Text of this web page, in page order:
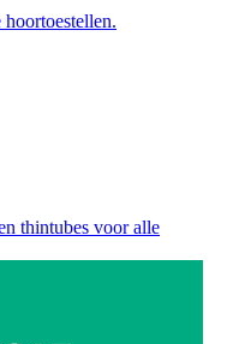
thintubes voor alle